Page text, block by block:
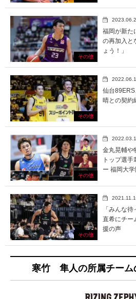
その他
福岡が新た
の再加入と
ょう！」
その他
仙台
晴との契約
その他
金丸晃輔や
トップ選
ー 福岡大
その他
「みんな
直希にチー
援の声
寒竹 隼人の所属チーム